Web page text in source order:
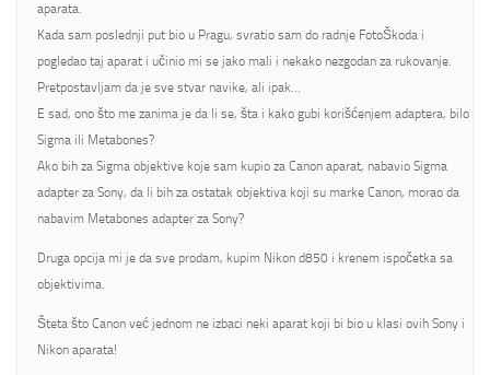
aparata.
Kada sam poslednji put bio u Pragu, svratio sam do radnje FotoŠkoda i
pogledao taj aparat i učinio mi se jako mali i nekako nezgodan za rukovanje.
Pretpostavljam da je sve stvar navike, ali ipak…
E sad, ono što me zanima je da li se, šta i kako gubi korišćenjem adaptera, bilo
Sigma ili Metabones?
Ako bih za Sigma objektive koje sam kupio za Canon aparat, nabavio Sigma
adapter za Sony, da li bih za ostatak objektiva koji su marke Canon, morao da
nabavim Metabones adapter za Sony?
Druga opcija mi je da sve prodam, kupim Nikon d850 i krenem ispočetka sa
objektivima.
Šteta što Canon već jednom ne izbaci neki aparat koji bi bio u klasi ovih Sony i
Nikon aparata!